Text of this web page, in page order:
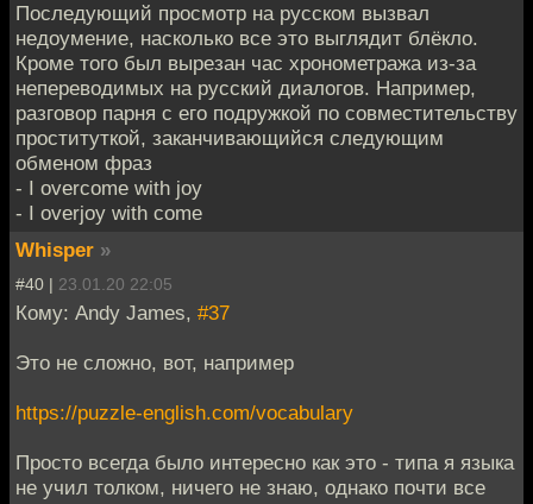
Последующий просмотр на русском вызвал
недоумение, насколько все это выглядит блёкло.
Кроме того был вырезан час хронометража из-за
непереводимых на русский диалогов. Например,
разговор парня с его подружкой по совместительству
проституткой, заканчивающийся следующим
обменом фраз
- I overcome with joy
- I overjoy with come
Whisper »
#40 | 23.01.20 22:05
Кому: Andy James, #37
Это не сложно, вот, например
https://puzzle-english.com/vocabulary
Просто всегда было интересно как это - типа я языка
не учил толком, ничего не знаю, однако почти все